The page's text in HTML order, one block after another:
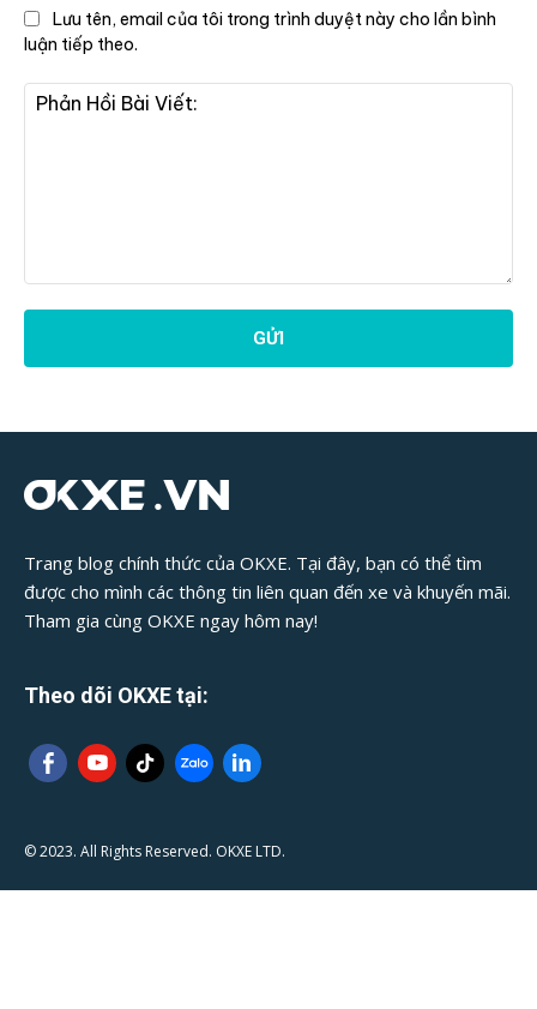
Hồi
Viết:
Lưu tên, email của tôi trong trình duyệt này cho lần bình
luận tiếp theo.
Trang blog chính thức của OKXE. Tại đây, bạn có thể tìm
được cho mình các thông tin liên quan đến xe và khuyến mãi.
Tham gia cùng OKXE ngay hôm nay!
Theo dõi OKXE tại:
© 2023. All Rights Reserved. OKXE LTD.